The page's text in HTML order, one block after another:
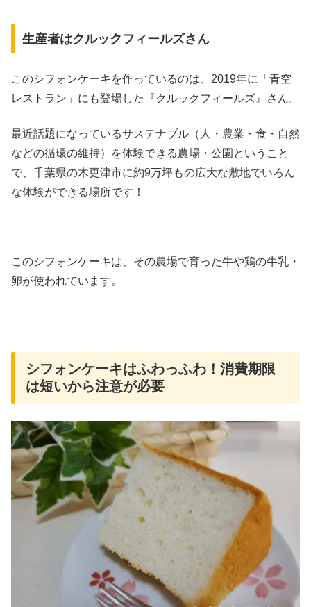
生産者はクルックフィールズさん
このシフォンケーキを作っているのは、2019年に「青空
レストラン」にも登場した『クルックフィールズ』さん。
最近話題になっているサステナブル（人・農業・食・自然
などの循環の維持）を体験できる農場・公園ということ
で、千葉県の木更津市に約9万坪もの広大な敷地でいろん
な体験ができる場所です！
このシフォンケーキは、その農場で育った牛や鶏の牛乳・
卵が使われています。
シフォンケーキはふわっふわ！消費期限
は短いから注意が必要